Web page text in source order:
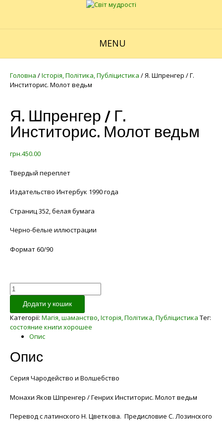
MENU
Головна /Історія, Політика, Публіцистика / Я. Шпренгер / Г.
Инститорис. Молот ведьм
Я. Шпренгер / Г.
Инститорис. Молот ведьм
грн.450.00
Твердый переплет
Издательство Интербук 1990 года
Страниц 352, белая бумага
Черно-белые иллюстрации
Формат 60/90
Кількість
Додати у кошик
Категорії: Магія, шаманство Історія, Політика, Публіцистика Тег:
состояние книги хорошее
Опис
Опис
Серия Чародейство и Волшебство
Монахи Яков Шпренгер / Генрих Инститорис. Молот ведьм
Перевод с латинского Н. Цветкова. Предисловие С. Лозинского